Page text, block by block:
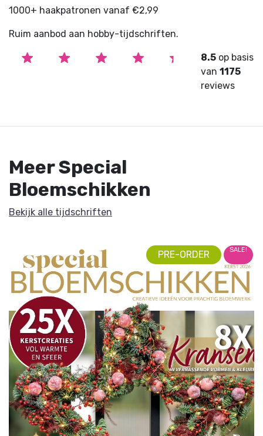
1000+ haakpatronen vanaf €2,99
Ruim aanbod aan hobby-tijdschriften.
8.5 op basis
van1175
reviews
Meer Special
Bloemschikken
Bekijk alle tijdschriften
PRE-ORDER SALE!